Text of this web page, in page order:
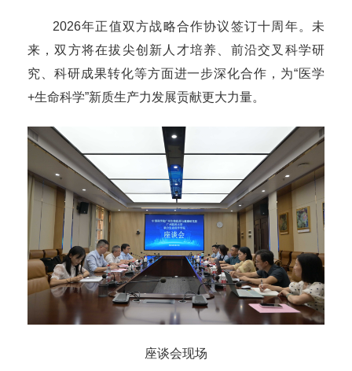
2026年正值双方战略合作协议签订十周年。未
来，双方将在拔尖创新人才培养、前沿交叉科学研
究、科研成果转化等方面进一步深化合作，为“医学
+生命科学”新质生产力发展贡献更大力量。
座谈会现场